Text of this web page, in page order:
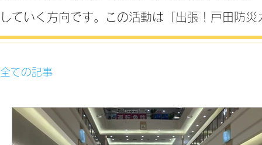
していく方向です。この活動は「出張！戸田防
全ての記事